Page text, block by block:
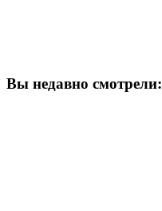
Вы недавно смотрели: